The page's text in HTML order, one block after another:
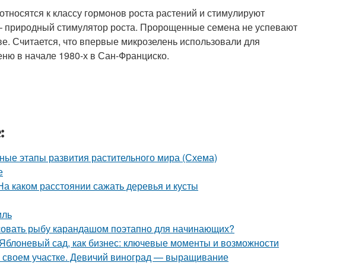
к классу гормонов роста растений и стимулируют
природный стимулятор роста. Пророщенные семена не успевают
Считается, что впервые микрозелень использовали для
в начале 1980-х в Сан-Франциско.
этапы развития растительного мира (Схема)
каком расстоянии сажать деревья и кусты
рыбу карандашом поэтапно для начинающих?
сад, как бизнес: ключевые моменты и возможности
своем участке. Девичий виноград — выращивание